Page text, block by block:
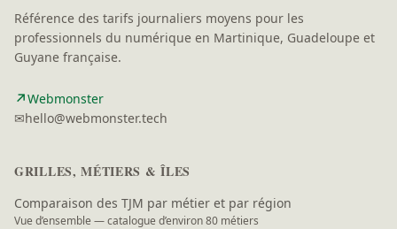
Référence des tarifs journaliers moyens pour les
professionnels du numérique en Martinique, Guadeloupe et
Guyane française.
↗Webmonster(nouvelle fenêtre)
✉hello@webmonster.tech
GRILLES, MÉTIERS & ÎLES
Comparaison des TJM par métier et par région
Vue d’ensemble — catalogue d’environ 80 métiers